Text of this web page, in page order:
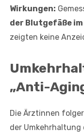
Wirkungen:
der Blutgefäße im
zeigten keine
„Anti-
Die Ärztinnen
der Umkehrhaltung